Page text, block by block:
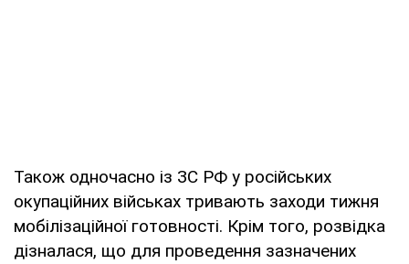
Також одночасно із ЗС РФ у російських
окупаційних військах тривають заходи тижня
мобілізаційної готовності. Крім того, розвідка
дізналася, що для проведення зазначених